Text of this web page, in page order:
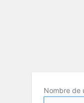
Nombre de